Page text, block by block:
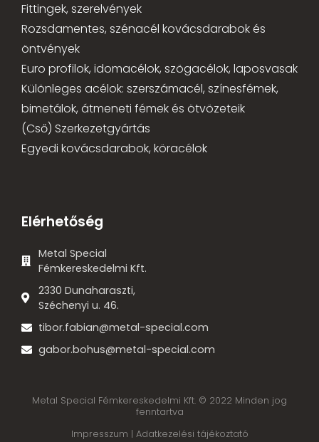
Fittingek, szerelvények
Rozsdamentes, szénacél kovácsdarabok és
öntvények
Euro profilok, idomacélok, szögacélok, laposvasak
Különleges acélok: szerszámacél, színesfémek,
bimetálok, átmeneti fémek és ötvözeteik
(Cső) Szerkezetgyártás
Egyedi kovácsdarabok, köracélok
Elérhetőség
Metal Special
Fémkereskedelmi Kft.
2330 Dunaharaszti,
Széchenyi u. 46.
tibor.fabian@metal-special.com
gabor.bohus@metal-special.com
Metal Special Fémkereskedelmi Kft. © 2022 Minden jog
fenntartva
Impresszum | Adatkezelési tájékoztató